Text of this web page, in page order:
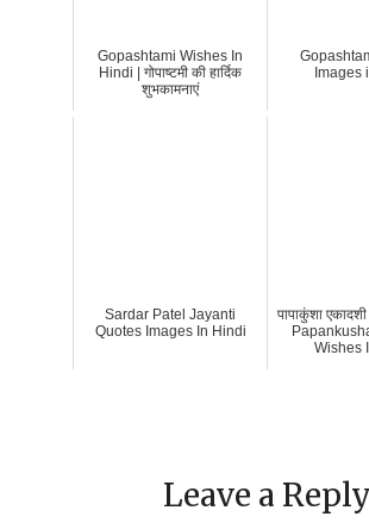
Gopashtami Wishes In
Hindi | गोपाष्टमी की हार्दिक
शुभकामनाएं
Images
Sardar Patel Jayanti
Quotes Images In Hindi
पापाकुंशा
Wishes
Leave a Reply